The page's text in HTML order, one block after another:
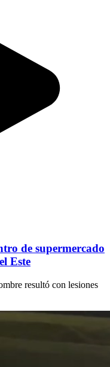
de supermercado
Este
resultó con lesiones